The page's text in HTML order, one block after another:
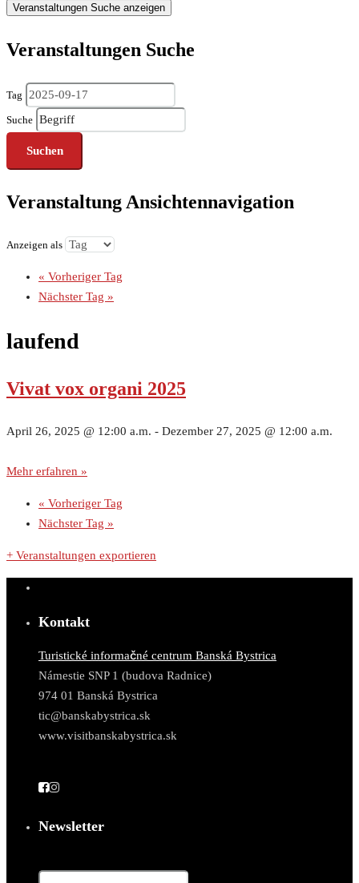
Veranstaltungen Suche anzeigen
Veranstaltungen Suche
Tag
Suche
Veranstaltung Ansichtennavigation
Anzeigen als
« Vorheriger Tag
Nächster Tag »
laufend
Vivat vox organi 2025
April 26, 2025 @ 12:00 a.m. - Dezember 27, 2025 @ 12:00 a.m.
Mehr erfahren »
« Vorheriger Tag
Nächster Tag »
+ Veranstaltungen exportieren
Kontakt
Turistické informačné centrum Banská Bystrica
Námestie SNP 1 (budova Radnice)
974 01 Banská Bystrica
tic@banskabystrica.sk
www.visitbanskabystrica.sk
Newsletter